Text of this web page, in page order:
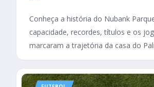
Conheça a história do Nubank
capacidade, recordes, títulos e os
marcaram a trajetória da casa do